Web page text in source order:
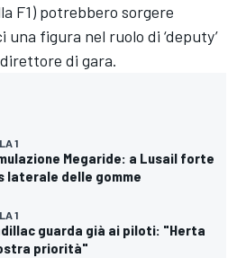
F1) potrebbero sorgere
una figura nel ruolo di ‘deputy’
di gara.
1
Megaride: a Lusail forte
laterale delle gomme
1
guarda già ai piloti: "Herta
priorità"